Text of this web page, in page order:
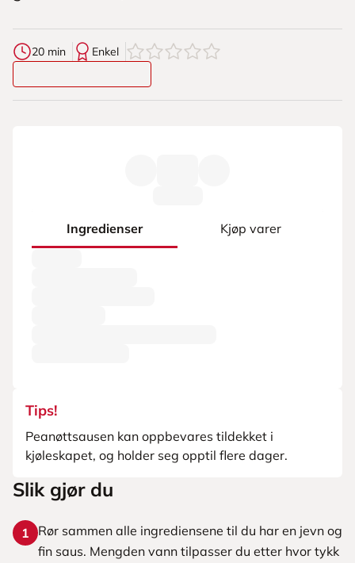
20 min Enkel 0av5stjerner
Ingredienser Kjøp varer
Tips!
Peanøttsausen kan oppbevares tildekket i
kjøleskapet, og holder seg opptil flere dager.
Slik gjør du
1
Rør sammen alle ingrediensene til du har en jevn og
fin saus. Mengden vann tilpasser du etter hvor tykk